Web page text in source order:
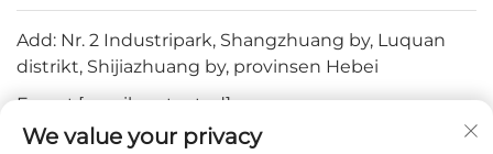
Add: Nr. 2 Industripark, Shangzhuang by, Luquan
distrikt, Shijiazhuang by, provinsen Hebei
E-post:[email protected]
Tlf:+86-15932211838
We value your privacy